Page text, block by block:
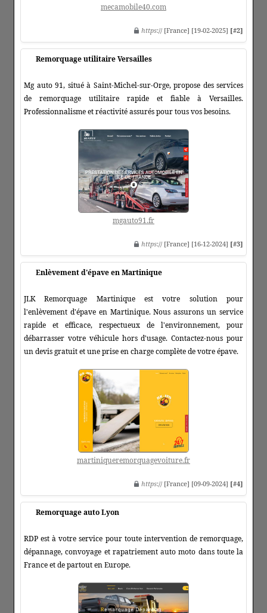
mecamobile40.com
https:// [France] [19-02-2025] [#2]
Remorquage utilitaire Versailles
Mg auto 91, situé à Saint-Michel-sur-Orge, propose des services
de remorquage utilitaire rapide et fiable à Versailles.
Professionnalisme et réactivité assurés pour tous vos besoins.
mgauto91.fr
https:// [France] [16-12-2024] [#3]
Enlèvement d'épave en Martinique
JLK Remorquage Martinique est votre solution pour
l'enlèvement d'épave en Martinique. Nous assurons un service
rapide et efficace, respectueux de l'environnement, pour
débarrasser votre véhicule hors d'usage. Contactez-nous pour
un devis gratuit et une prise en charge complète de votre épave.
martiniqueremorquagevoiture.fr
https:// [France] [09-09-2024] [#4]
Remorquage auto Lyon
RDP est à votre service pour toute intervention de remorquage,
dépannage, convoyage et rapatriement auto moto dans toute la
France et de partout en Europe.